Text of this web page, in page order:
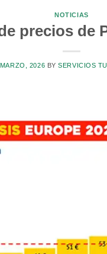
NOTICIAS
precios de
2026 BYSERVICIOS